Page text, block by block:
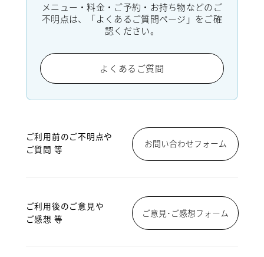
メニュー・料金・ご予約・お持ち物などのご
不明点は、「よくあるご質問ページ」をご確
認ください。
よくあるご質問
ご利用前のご不明点や
ご質問 等
お問い合わせフォーム
ご利用後のご意見や
ご感想 等
ご意見･ご感想フォーム